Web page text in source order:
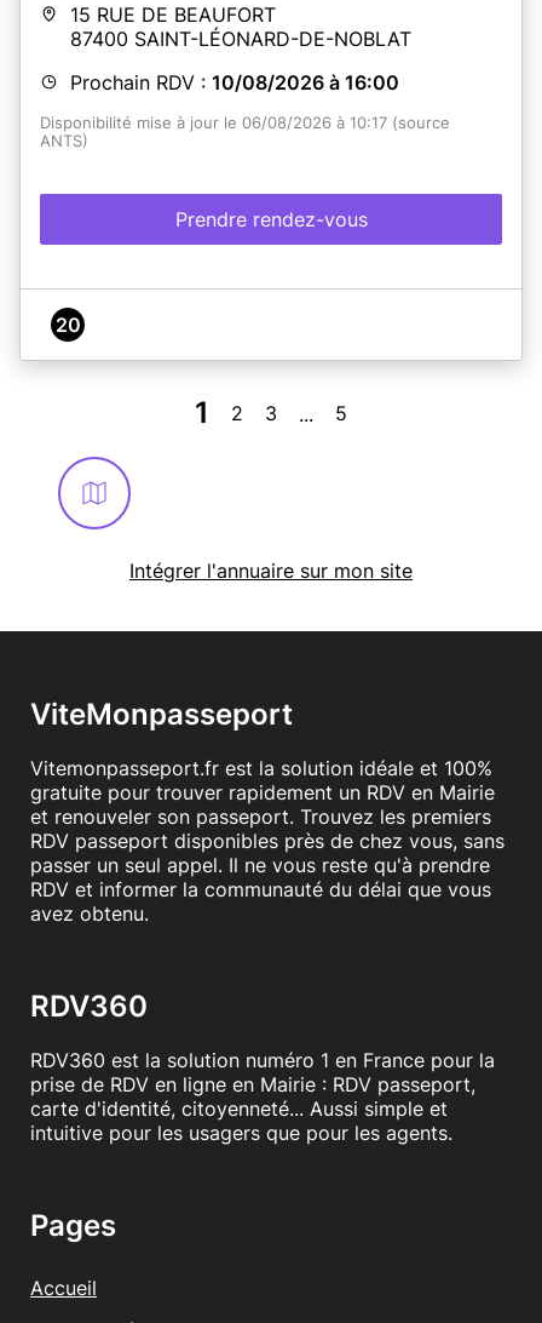
15 RUE DE BEAUFORT
87400 SAINT-LÉONARD-DE-NOBLAT
Prochain RDV : 10/08/2026 à 16:00
Disponibilité mise à jour le 06/08/2026 à 10:17 (source
ANTS)
Prendre rendez-vous
20
1 2 3 ... 5
Intégrer l'annuaire sur mon site
ViteMonpasseport
Vitemonpasseport.fr est la solution idéale et 100%
gratuite pour trouver rapidement un RDV en Mairie
et renouveler son passeport. Trouvez les premiers
RDV passeport disponibles près de chez vous, sans
passer un seul appel. Il ne vous reste qu'à prendre
RDV et informer la communauté du délai que vous
avez obtenu.
RDV360
RDV360 est la solution numéro 1 en France pour la
prise de RDV en ligne en Mairie : RDV passeport,
carte d'identité, citoyenneté... Aussi simple et
intuitive pour les usagers que pour les agents.
Pages
Accueil